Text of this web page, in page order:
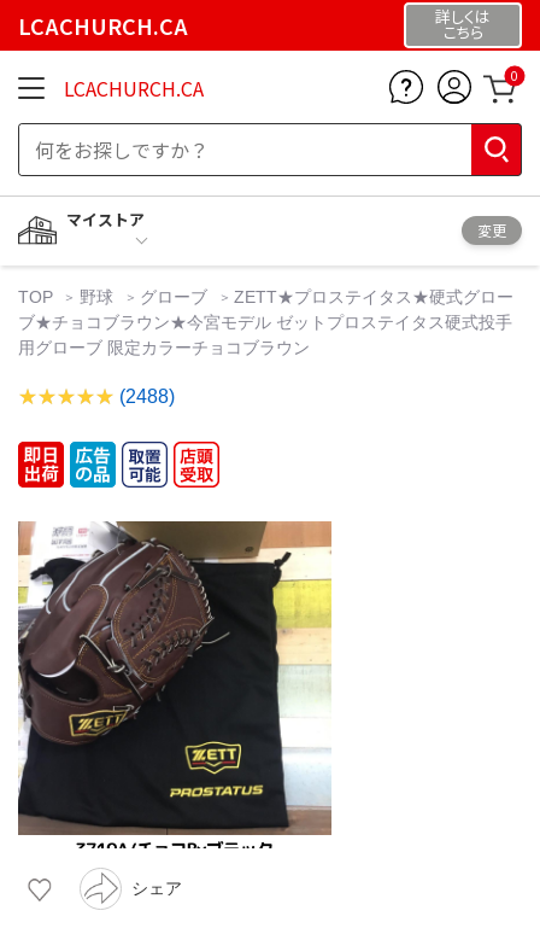
LCACHURCH.CA 詳しくは
こちら
LCACHURCH.CA 0
マイストア
変更
TOP 野球 グローブ
ZETT★プロステイタス★硬式グロー
ブ★チョコブラウン★今宮モデル ゼットプロステイタス硬式投手
用グローブ 限定カラーチョコブラウン
(2488)
シェア